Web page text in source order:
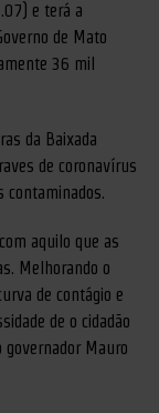
e terá a
de Mato
36 mil
da Baixada
de coronavírus
contaminados.
aquilo que as
Melhorando o
de contágio e
de o cidadão
governador Mauro